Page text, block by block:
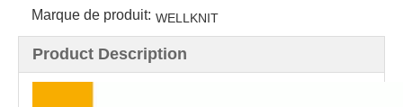
Marque de produit: WELLKNIT
Product Description